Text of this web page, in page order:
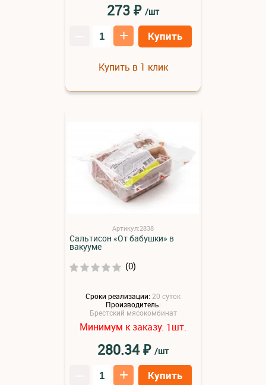
273₽ /шт
+ Купить
Купить в 1 клик
Артикул:2838
Сальтисон «От бабушки» в
вакууме
(0)
Сроки реализации:20 суток
Производитель:
Брестский мясокомбинат
Минимум к заказу: 1шт.
280.34₽ /шт
+ Купить